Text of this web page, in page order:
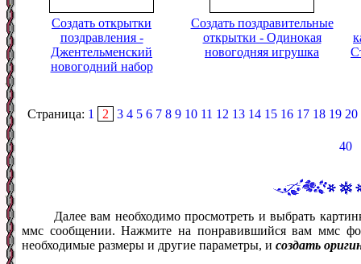
Создать открытки
поздравления -
Джентельменский
новогодний набор
Создать поздравительные
открытки - Одинокая
новогодняя игрушка
Страница: 1 2 3 4 5 6 7 8 9 10 11 12 13 14 15 16 17 18 19 20
40
Далее вам необходимо просмотреть и выбрать
ммс сообщении. Нажмите на понравившийся вам ммс
необходимые размеры и другие параметры, и создать